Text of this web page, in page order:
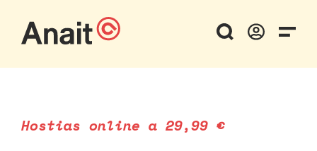
Hostias online a 29,99 €